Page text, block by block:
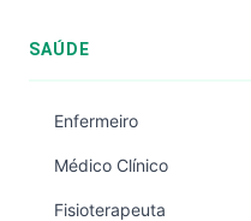
SAÚDE
Enfermeiro
Médico Clínico
Fisioterapeuta